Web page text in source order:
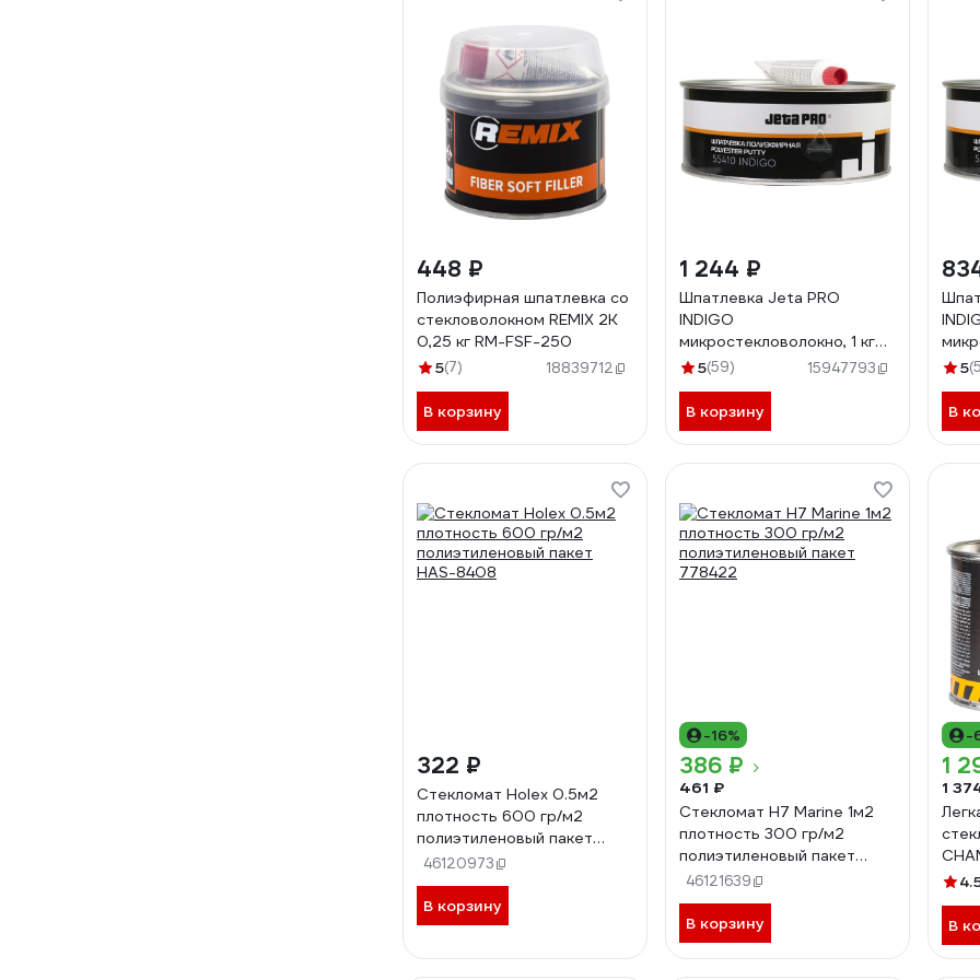
448 ₽
Полиэфирная шпатлевка со
стекловолокном REMIX 2К
0,25 кг RM-FSF-250
5(7) 18839712
В корзину
1 244 ₽
Шпатлевка Jeta PRO
INDIGO
микростекловолокно, 1 кг
55410/1
5(59) 15947793
В корзину
5
В
322 ₽
Стекломат Holex 0.5м2
плотность 600 гр/м2
полиэтиленовый пакет
HAS-8408
46120973
В корзину
-16%
386 ₽
461 ₽
Стекломат H7 Marine 1м2
плотность 300 гр/м2
полиэтиленовый пакет
778422
46121639
В корзину
-
1
1
В